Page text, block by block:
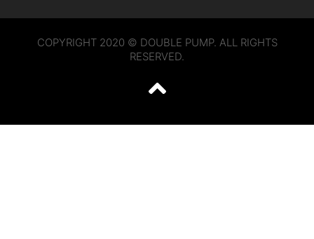
COPYRIGHT 2020 © DOUBLE PUMP. ALL RIGHTS
RESERVED.